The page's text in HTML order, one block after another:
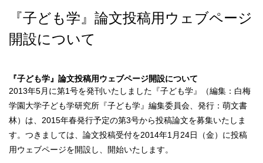
『子ども学』論文投稿用ウェブページ
開設について
『子ども学』論文投稿用ウェブページ開設について
2013年5月に第1号を発刊いたしました『子ども学』（編集：白梅
学園大学子ども学研究所『子ども学』編集委員会、発行：萌文書
林）は、2015年春発行予定の第3号から投稿論文を募集いたしま
す。つきましては、論文投稿受付を2014年1月24日（金）に投稿
用ウェブページを開設し、開始いたします。